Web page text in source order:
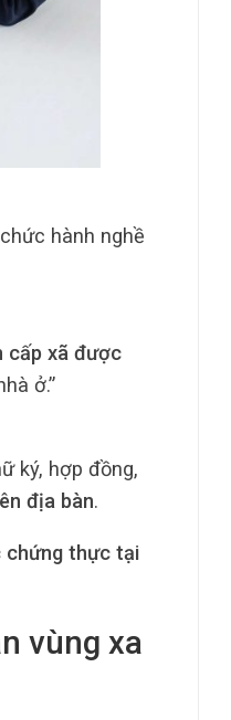
hành nghề
cấp xã được
ở.”
ký, hợp đồng,
địa bàn.
chứng thực tại
vùng xa